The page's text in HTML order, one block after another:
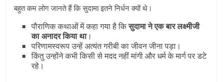
बहुत कम लोग जानते हैं कि सुदामा इतने निर्धन क्यों थे।
पौराणिक कथाओं में कहा गया है किसुदामा ने एक बार लक्ष्मीजी
का अनादर किया था।
परिणामस्वरूप उन्हें अत्यंत गरीबी का जीवन जीना पड़ा।
किंतु उन्होंने कभी किसी से मदद नहीं मांगी और धर्म के मार्ग पर डटे
रहे।